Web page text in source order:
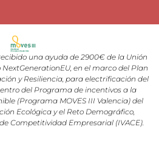
recibido una ayuda de 2900€ de la Unión
en el marco del Plan
y Resiliencia, para electrificación del
del Programa de incentivos a la
(Programa MOVES III Valencia) del
Ecológica y el Reto Demográfico,
Competitividad Empresarial (IVACE).